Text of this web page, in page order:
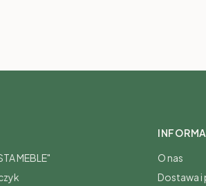
MEBLE"
O nas
Dostawa i